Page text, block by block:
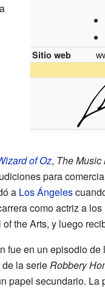
Sitio web
of Oz, The Music
para
a Los Ángeles
como actriz a
the Arts, y luego
fue en un episodio de
la serieRobbery
papel secundario. La